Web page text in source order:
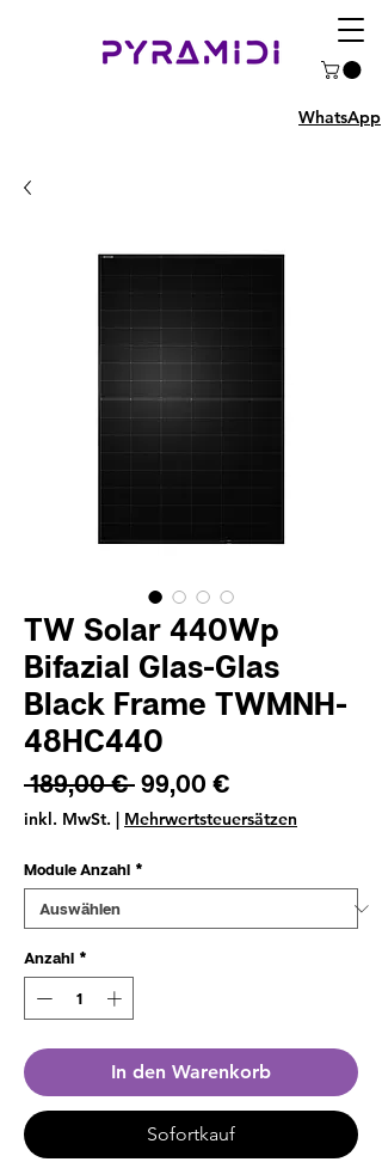
WhatsApp
TW Solar 440Wp
Bifazial Glas-Glas
Black Frame TWMNH-
48HC440
189,00 € Standardpreis
99,00 €
Preis
inkl. MwSt. | Mehrwertsteuersätzen
Module Anzahl *
Anzahl *
In den Warenkorb
Sofortkauf